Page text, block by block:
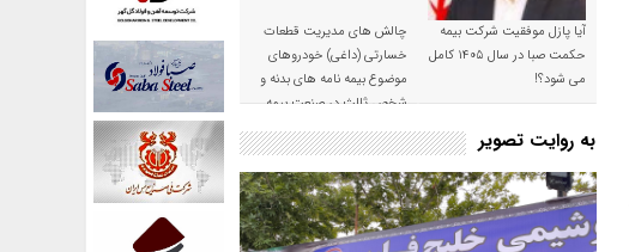
آیا پازل موفقیت شرکت بیمه
حکمت صبا در سال ۱۴۰۵ کامل
می شود؟!
چالش های مدیریت قطعات
خسارتی (داغی) خودروهای
موضوع بیمه نامه های بدنه و
شخص ثالث در صنعت بیمه
به روایت تصویر